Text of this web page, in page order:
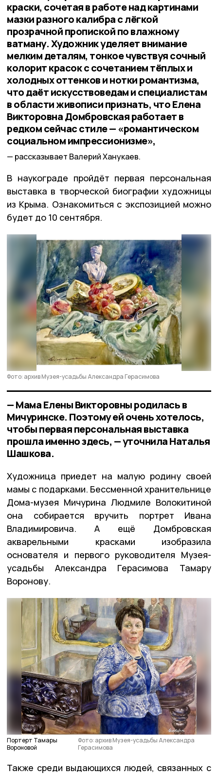
краски, сочетая в работе над картинами
мазки разного калибра с лёгкой
прозрачной пропиской по влажному
ватману. Художник уделяет внимание
мелким деталям, тонкое чувствуя сочный
колорит красок с сочетанием тёплых и
холодных оттенков и нотки романтизма,
что даёт искусствоведам и специалистам
в области живописи признать, что Елена
Викторовна Домбровская работает в
редком сейчас стиле — «романтическом
социальном импрессионизме»,
рассказывает Валерий Ханукаев.
В наукограде пройдёт первая персональная
выставка в творческой биографии художницы
из Крыма. Ознакомиться с экспозицией можно
будет до 10 сентября.
Фото: архив Музея-усадьбы Александра Герасимова
— Мама Елены Викторовны родилась в
Мичуринске. Поэтому ей очень хотелось,
чтобы первая персональная выставка
прошла именно здесь, — уточнила Наталья
Шашкова.
Художница приедет на малую родину своей
мамы с подарками. Бессменной хранительнице
Дома-музея Мичурина Людмиле Волокитиной
она собирается вручить портрет Ивана
Владимировича. А ещё Домбровская
акварельными красками изобразила
основателя и первого руководителя Музея-
усадьбы Александра Герасимова Тамару
Воронову.
Портерт Тамары
Вороновой
Фото: архив Музея-усадьбы Александра
Герасимова
Также среди выдающихся людей, связанных с